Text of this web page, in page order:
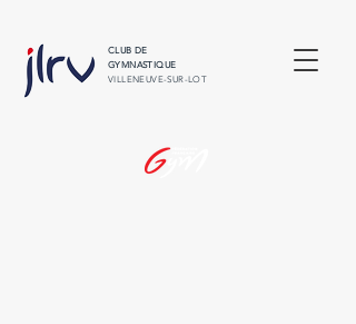
CLUB DE
GYMNASTIQUE
VILLENEUVE-SUR-LOT